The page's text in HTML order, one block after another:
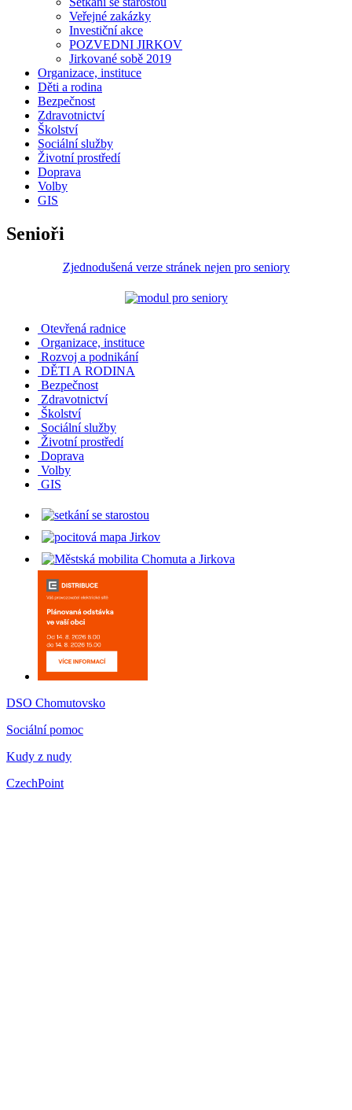
Veřejné zakázky
Investiční akce
POZVEDNI JIRKOV
Jirkované sobě 2019
Organizace, instituce
Děti a rodina
Bezpečnost
Zdravotnictví
Školství
Sociální služby
Životní prostředí
Doprava
Volby
GIS
Senioři
Zjednodušená verze stránek nejen pro seniory
Otevřená radnice
Organizace, instituce
Rozvoj a podnikání
DĚTI A RODINA
Bezpečnost
Zdravotnictví
Školství
Sociální služby
Životní prostředí
Doprava
Volby
GIS
DSO Chomutovsko
Sociální pomoc
Kudy z nudy
CzechPoint